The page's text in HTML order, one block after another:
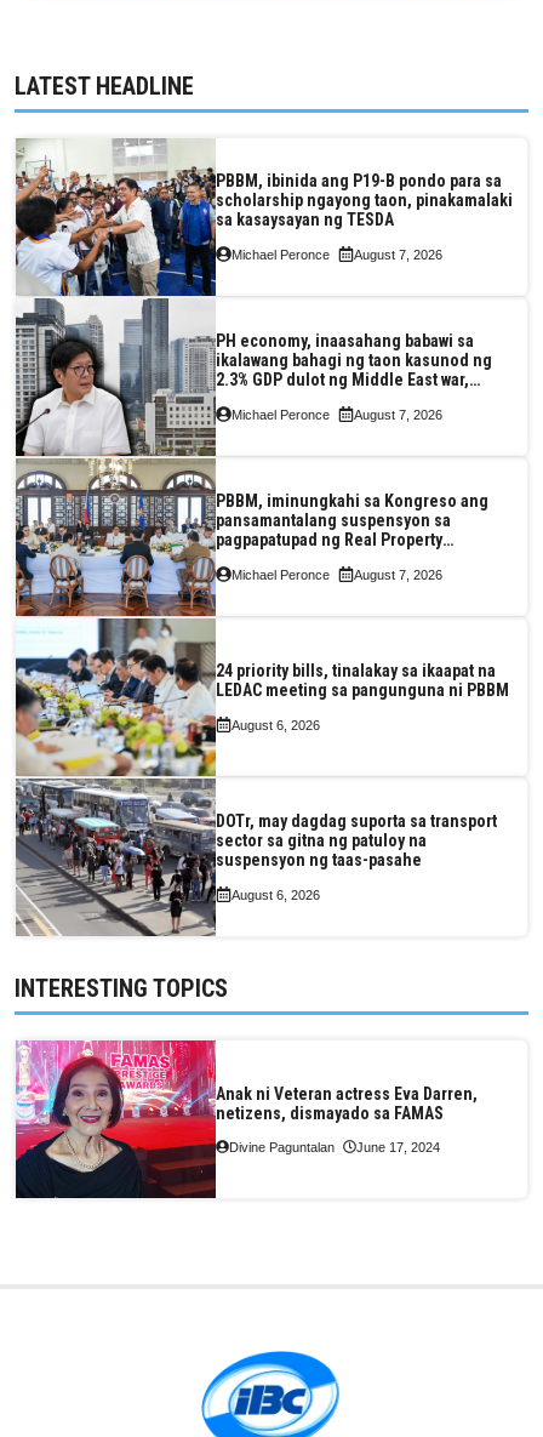
LATEST HEADLINE
PBBM, ibinida ang P19-B pondo para sa
scholarship ngayong taon, pinakamalaki
sa kasaysayan ng TESDA
Michael Peronce August 7, 2026
PH economy, inaasahang babawi sa
ikalawang bahagi ng taon kasunod ng
2.3% GDP dulot ng Middle East war,
pagkaantala ng public construction
Michael Peronce August 7, 2026
PBBM, iminungkahi sa Kongreso ang
pansamantalang suspensyon sa
pagpapatupad ng Real Property
Valuation and Assessment Reform Act
Michael Peronce August 7, 2026
24 priority bills, tinalakay sa ikaapat na
LEDAC meeting sa pangunguna ni PBBM
August 6, 2026
DOTr, may dagdag suporta sa transport
sector sa gitna ng patuloy na
suspensyon ng taas-pasahe
August 6, 2026
INTERESTING TOPICS
Anak ni Veteran actress Eva Darren,
netizens, dismayado sa FAMAS
Divine Paguntalan June 17, 2024